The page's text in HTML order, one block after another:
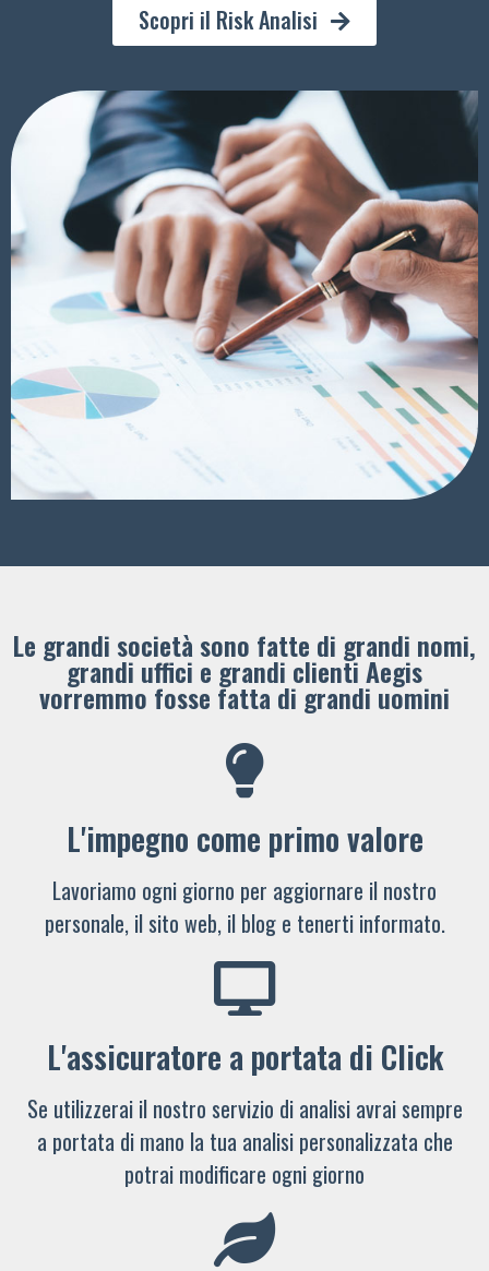
Scopri il Risk Analisi
Le grandi società sono fatte di grandi nomi,
grandi uffici e grandi clienti ​Aegis
vorremmo fosse fatta di grandi uomini
L'impegno come primo valore
Lavoriamo ogni giorno per aggiornare il nostro
personale, il sito web, il blog e tenerti informato.
L'assicuratore a portata di Click
Se utilizzerai il nostro servizio di analisi avrai sempre
a portata di mano la tua analisi personalizzata che
potrai modificare ogni giorno